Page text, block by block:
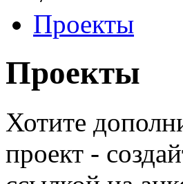
Проекты
Проекты
Хотите
проект -